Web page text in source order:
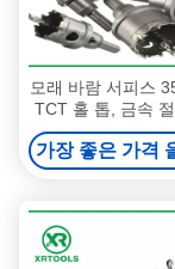
모래 바람 서피스
TCT 홀 톱, 금속 절
카바이드
가장 좋은 가격